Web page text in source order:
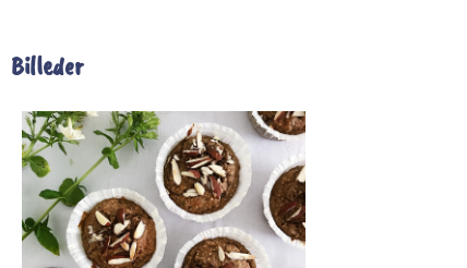
Billeder